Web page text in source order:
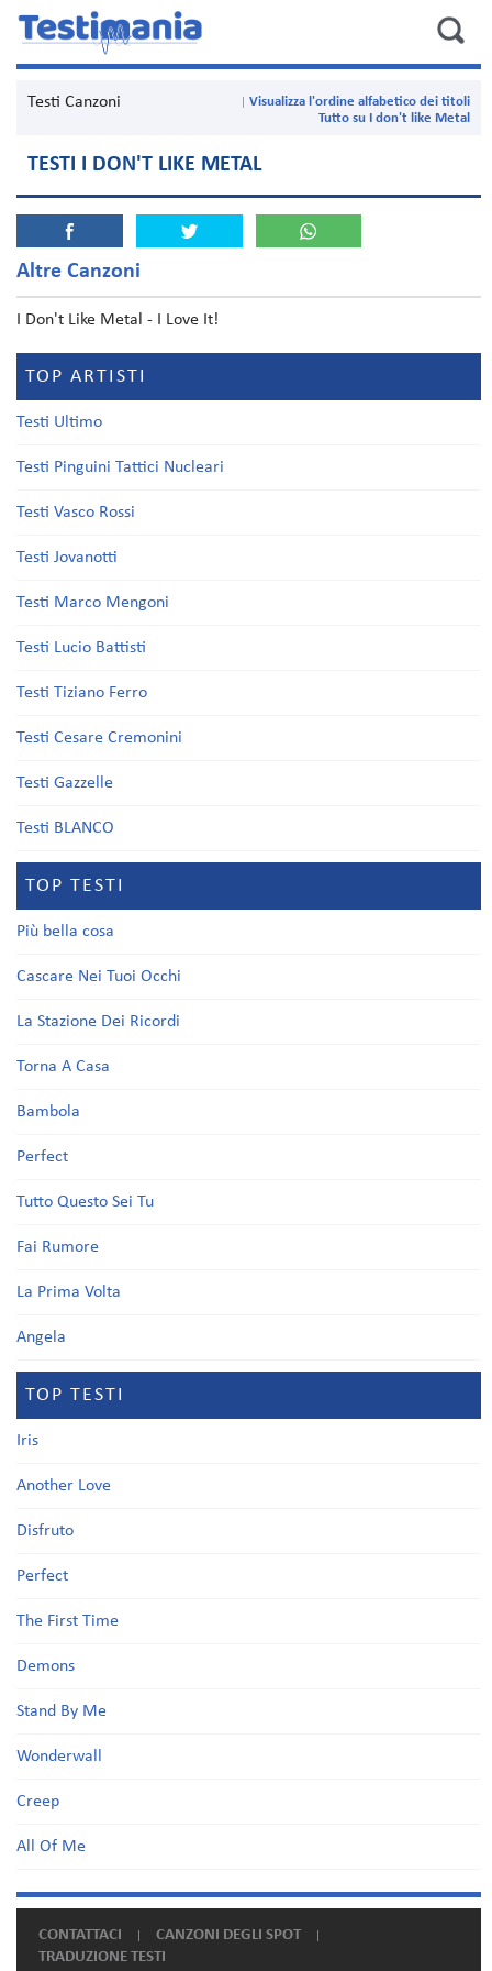
Testi Canzoni
Visualizza l'ordine alfabetico dei titoli
Tutto su I don't like Metal
TESTI I DON'T LIKE METAL
Altre Canzoni
I Don't Like Metal - I Love It!
TOP ARTISTI
Testi Ultimo
Testi Pinguini Tattici Nucleari
Testi Vasco Rossi
Testi Jovanotti
Testi Marco Mengoni
Testi Lucio Battisti
Testi Tiziano Ferro
Testi Cesare Cremonini
Testi Gazzelle
Testi BLANCO
TOP TESTI
Più bella cosa
Cascare Nei Tuoi Occhi
La Stazione Dei Ricordi
Torna A Casa
Bambola
Perfect
Tutto Questo Sei Tu
Fai Rumore
La Prima Volta
Angela
TOP TESTI
Iris
Another Love
Disfruto
Perfect
The First Time
Demons
Stand By Me
Wonderwall
Creep
All Of Me
CONTATTACI
CANZONI DEGLI SPOT
TRADUZIONE TESTI